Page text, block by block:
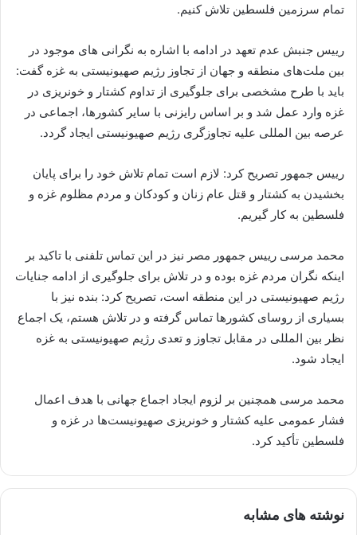
تمام سرزمین فلسطین تلاش کنیم.
رییس جنبش عدم تعهد در ادامه با اشاره به نگرانی های موجود در
بین ملت‌های منطقه و جهان از تجاوز رژیم صهیونیستی به غزه گفت:
باید با طرح مشخصی برای جلوگیری از تداوم کشتار و خونریزی در
غزه وارد عمل شد و بر اساس رایزنی با سایر کشورها، اجماعی در
عرصه بین المللی علیه تجاوزگری رژیم صهیونیستی ایجاد گردد.
رییس جمهور تصریح کرد: لازم است تمام تلاش خود را برای پایان
بخشیدن به کشتار و قتل عام زنان و کودکان و مردم مظلوم غزه و
فلسطین به کار گیریم.
محمد مرسی رییس جمهور مصر نیز در این تماس تلفنی با تاکید بر
اینکه نگران مردم غزه بوده و در تلاش برای جلوگیری از ادامه جنایات
رژیم صهیونیستی در این منطقه است، تصریح کرد: بنده نیز با
بسیاری از روسای کشورها تماس گرفته و در تلاش هستم، یک اجماع
نظر بین المللی در مقابل تجاوز و تعدی رژیم صهیونیستی به غزه
ایجاد شود.
محمد مرسی همچنین بر لزوم ایجاد اجماع جهانی با هدف اعمال
فشار عمومی علیه کشتار و خونریزی صهیونیست‌ها در غزه و
فلسطین تأکید کرد.
نوشته های مشابه